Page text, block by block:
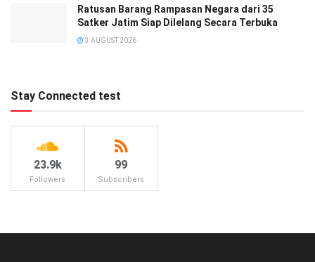
Ratusan Barang Rampasan Negara dari 35
Satker Jatim Siap Dilelang Secara Terbuka
3 AUGUST 2026
Stay Connected test
23.9k
Followers
99
Subscribers